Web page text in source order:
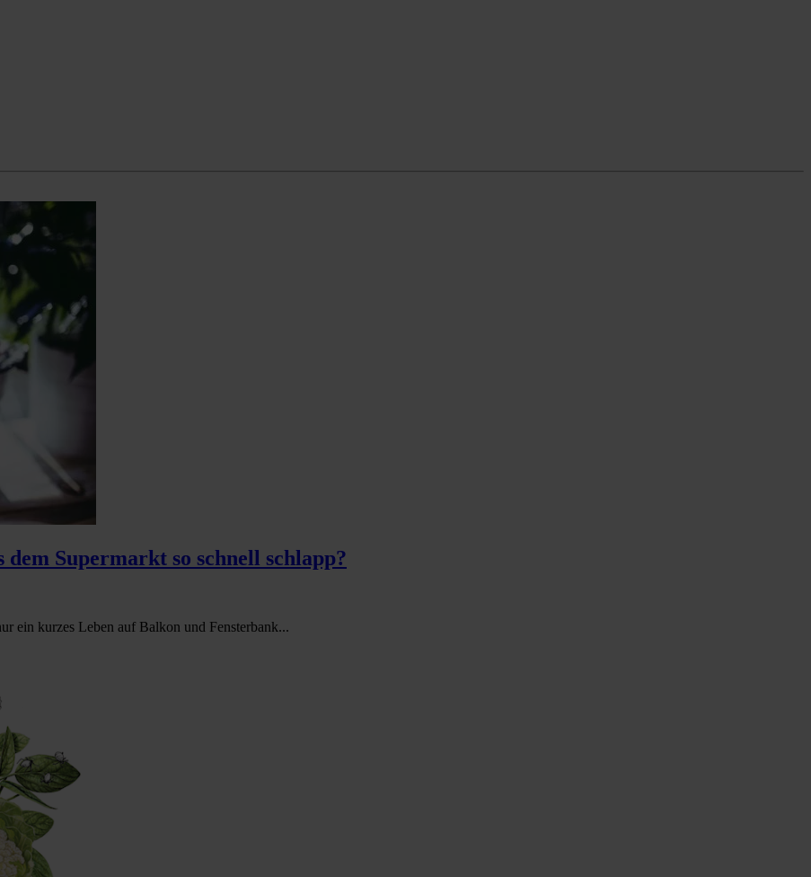
Supermarkt so schnell schlapp?
ein kurzes Leben auf Balkon und Fensterbank...